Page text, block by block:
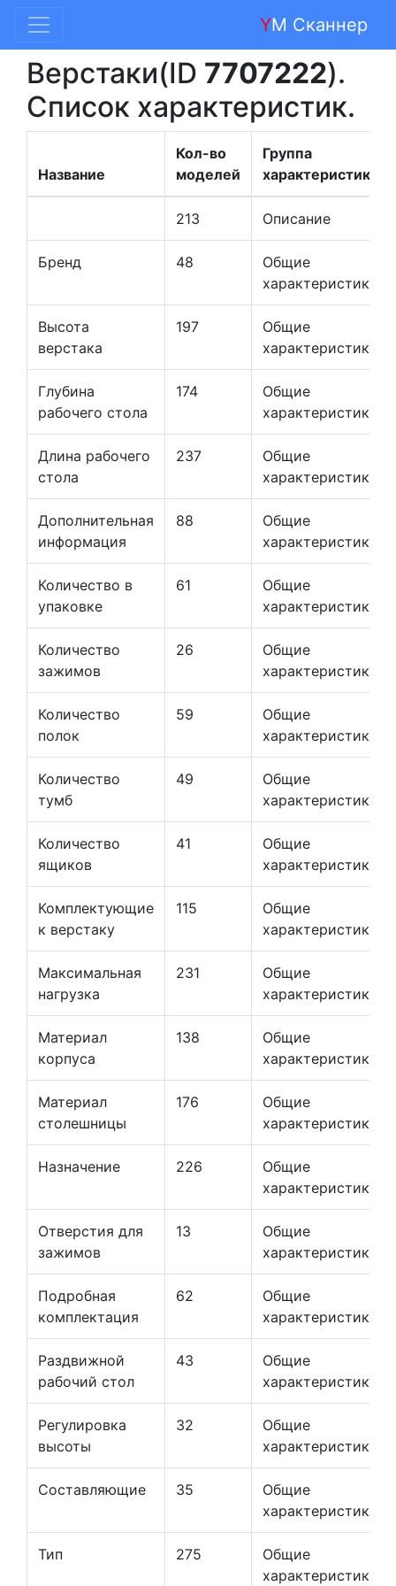
YM Сканнер
Верстаки(ID 7707222).
Список характеристик.
Название
Кол-во
моделей
Группа
характеристик
213 Описание
Бренд 48
Общие
характеристики
Высота
верстака
197
Общие
характеристики
Глубина
рабочего стола
174
Общие
характеристики
Длина рабочего
стола
237
Общие
характеристики
Дополнительная
информация
88
Общие
характеристики
Количество в
упаковке
61
Общие
характеристики
Количество
зажимов
26
Общие
характеристики
Количество
полок
59
Общие
характеристики
Количество
тумб
49
Общие
характеристики
Количество
ящиков
41
Общие
характеристики
Комплектующие
к верстаку
115
Общие
характеристики
Максимальная
нагрузка
231
Общие
характеристики
Материал
корпуса
138
Общие
характеристики
Материал
столешницы
176
Общие
характеристики
Назначение 226
Общие
характеристики
Отверстия для
зажимов
13
Общие
характеристики
Подробная
комплектация
62
Общие
характеристики
Раздвижной
рабочий стол
43
Общие
характеристики
Регулировка
высоты
32
Общие
характеристики
Составляющие 35
Общие
характеристики
Тип 275
Общие
характеристики